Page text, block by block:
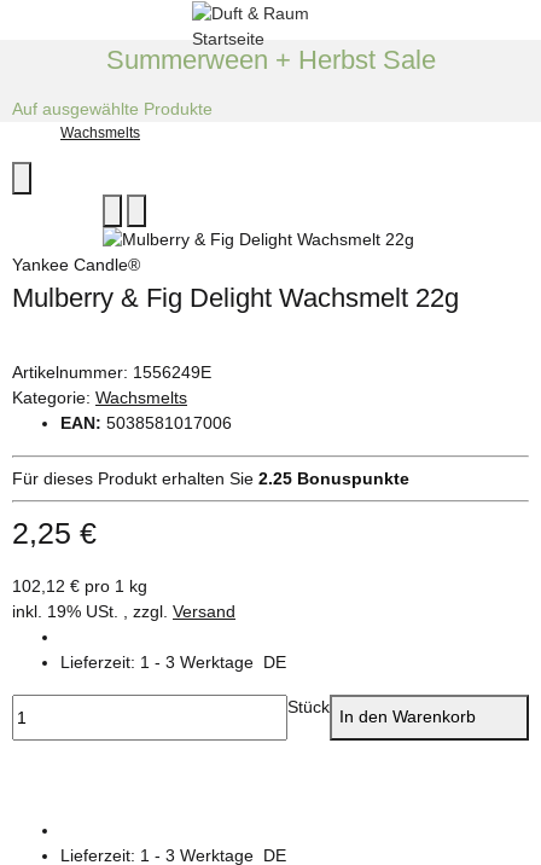
Summerween + Herbst Sale
Auf ausgewählte Produkte
Wachsmelts
Yankee Candle®
Mulberry & Fig Delight Wachsmelt 22g
Artikelnummer: 1556249E
Kategorie: Wachsmelts
EAN: 5038581017006
Für dieses Produkt erhalten Sie 2.25 Bonuspunkte
2,25 €
102,12 € pro 1 kg
inkl. 19% USt. , zzgl. Versand
Lieferzeit: 1 - 3 Werktage DE
Stück In den Warenkorb
Lieferzeit: 1 - 3 Werktage DE